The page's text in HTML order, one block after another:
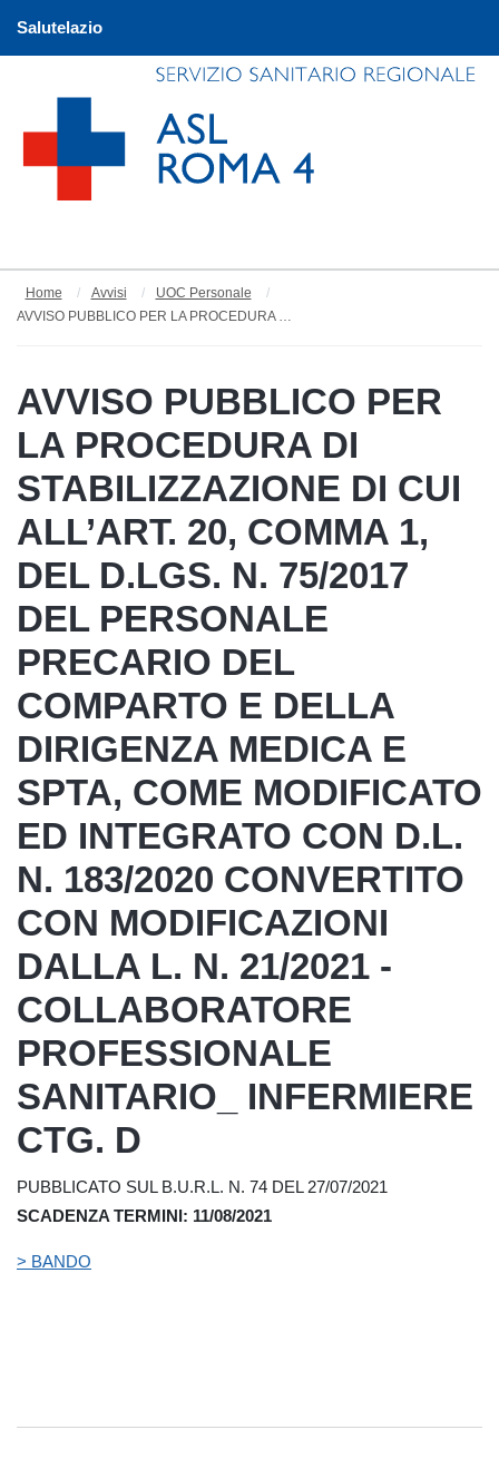
Salutelazio
Home Avvisi
UOC Personale
AVVISO PUBBLICO PER LA PROCEDURA DI STABILIZZAZIONE DEL PERSONALE PRECARIO DEL COMPARTO E DELLA DIRIGENZA MEDICA E SPTA - COLLABORATORE PROFESSIONALE SANITARIO_ INFERMIERE CTG. D
AVVISO PUBBLICO PER
LA PROCEDURA DI
STABILIZZAZIONE DI CUI
ALL’ART. 20, COMMA 1,
DEL D.LGS. N. 75/2017
DEL PERSONALE
PRECARIO DEL
COMPARTO E DELLA
DIRIGENZA MEDICA E
SPTA, COME MODIFICATO
ED INTEGRATO CON D.L.
N. 183/2020 CONVERTITO
CON MODIFICAZIONI
DALLA L. N. 21/2021 -
COLLABORATORE
PROFESSIONALE
SANITARIO_ INFERMIERE
CTG. D
PUBBLICATO SUL B.U.R.L. N. 74 DEL 27/07/2021
SCADENZA TERMINI: 11/08/2021
> BANDO